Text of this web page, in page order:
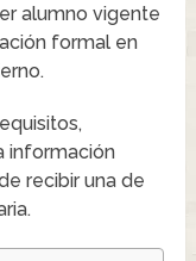
alumno vigente
formal en
información
recibir una de